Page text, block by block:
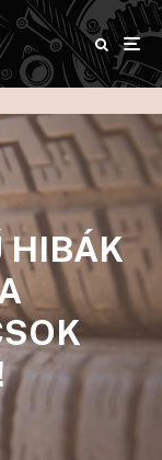
HIBÁK